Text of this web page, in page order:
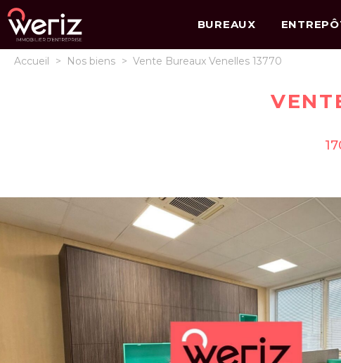
BUREAUX
Accueil > Nos biens > Vente Bureaux Venelles 13770